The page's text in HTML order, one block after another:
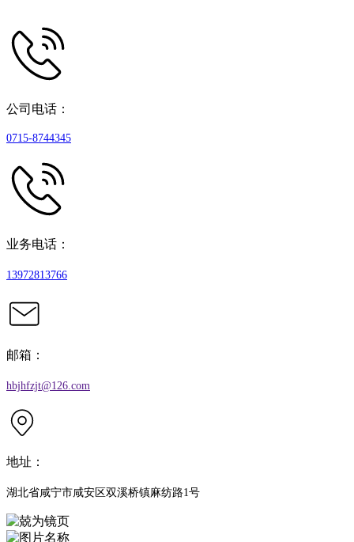
公司电话：
0715-8744345
业务电话：
13972813766
邮箱：
hbjhfzjt@126.com
地址：
湖北省咸宁市咸安区双溪桥镇麻纺路1号